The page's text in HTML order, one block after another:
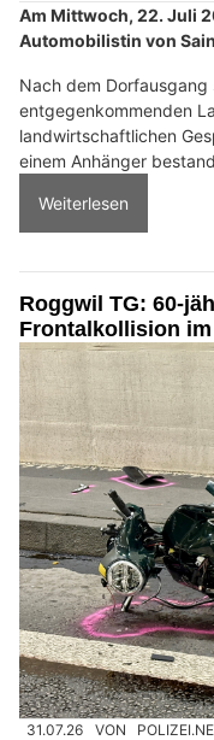
Am Mittwoch, 22. Juli
Automobilistin von
Nach dem
entgegenkommenden
landwirtschaftlichen
einem Anhänger
Weiterlesen
Roggwil TG: 60-
Frontalkollision
31.07.26 VON